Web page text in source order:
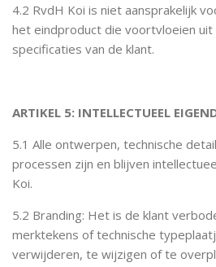
4.2 RvdH Koi is niet aansprakelijk
het eindproduct die voortvloeien
specificaties van de klant.
ARTIKEL 5: INTELLECTUEEL
5.1 Alle ontwerpen, technische
processen zijn en blijven
Koi.
5.2 Branding: Het is de klant
merktekens of technische
verwijderen, te wijzigen of te